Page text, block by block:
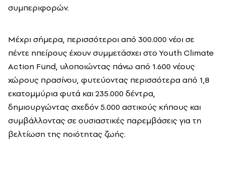
συμπεριφορών.
Μέχρι σήμερα, περισσότεροι από 300.000 νέοι σε
πέντε ηπείρους έχουν συμμετάσχει στο Youth Climate
Action Fund, υλοποιώντας πάνω από 1.600 νέους
χώρους πρασίνου, φυτεύοντας περισσότερα από 1,8
εκατομμύρια φυτά και 235.000 δέντρα,
δημιουργώντας σχεδόν 5.000 αστικούς κήπους και
συμβάλλοντας σε ουσιαστικές παρεμβάσεις για τη
βελτίωση της ποιότητας ζωής.